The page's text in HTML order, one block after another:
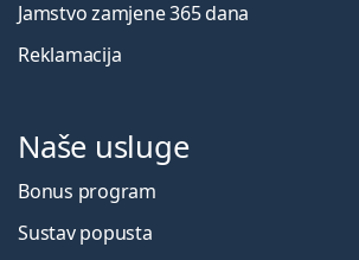
Jamstvo zamjene 365 dana
Reklamacija
Naše usluge
Bonus program
Sustav popusta